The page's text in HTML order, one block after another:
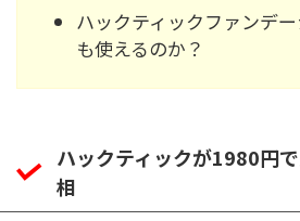
ハックティックファンデ
も使えるのか？
ハックティックが1980円
相